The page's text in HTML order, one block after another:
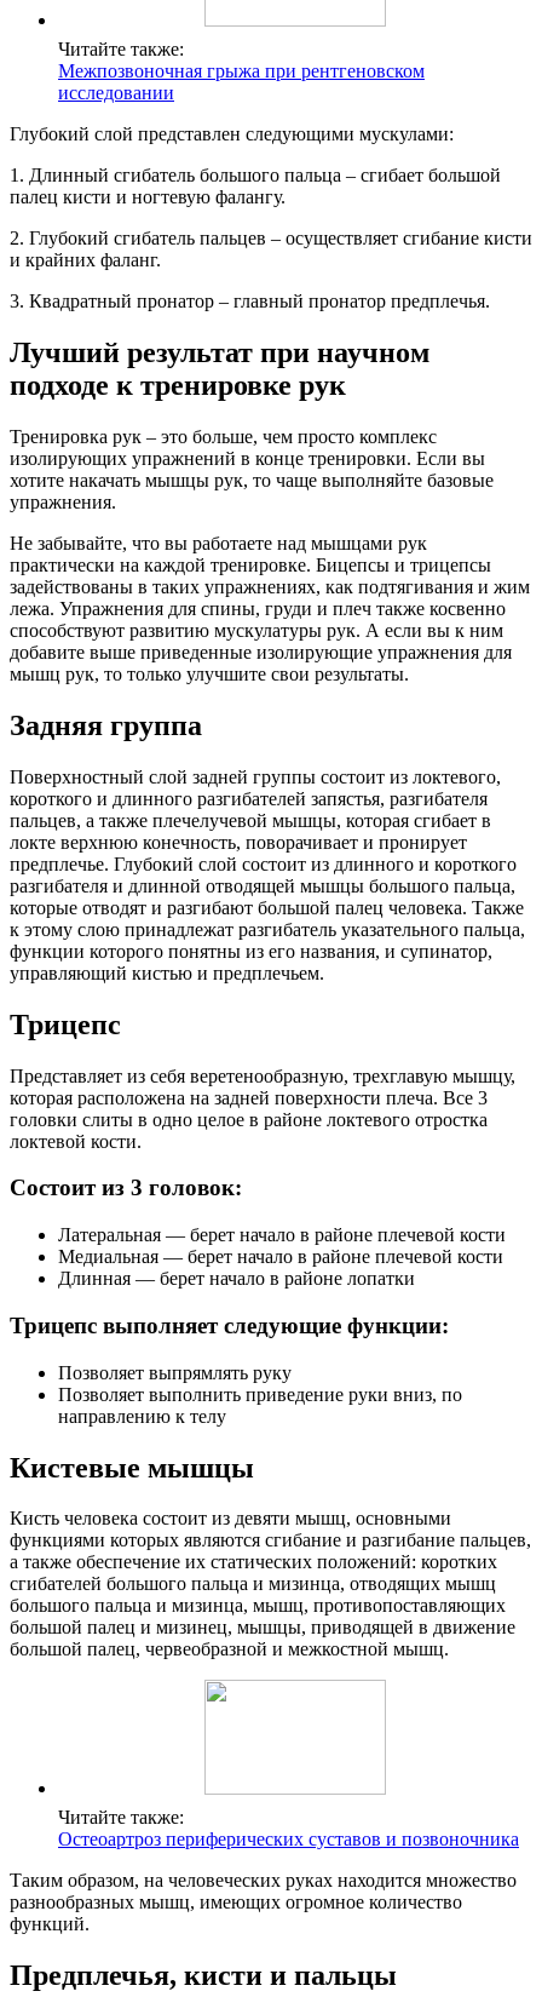
Читайте также:
Межпозвоночная грыжа при рентгеновском
исследовании
Глубокий слой представлен следующими мускулами:
1. Длинный сгибатель большого пальца – сгибает большой
палец кисти и ногтевую фалангу.
2. Глубокий сгибатель пальцев – осуществляет сгибание кисти
и крайних фаланг.
3. Квадратный пронатор – главный пронатор предплечья.
Лучший результат при научном
подходе к тренировке рук
Тренировка рук – это больше, чем просто комплекс
изолирующих упражнений в конце тренировки. Если вы
хотите накачать мышцы рук, то чаще выполняйте базовые
упражнения.
Не забывайте, что вы работаете над мышцами рук
практически на каждой тренировке. Бицепсы и трицепсы
задействованы в таких упражнениях, как подтягивания и жим
лежа. Упражнения для спины, груди и плеч также косвенно
способствуют развитию мускулатуры рук. А если вы к ним
добавите выше приведенные изолирующие упражнения для
мышц рук, то только улучшите свои результаты.
Задняя группа
Поверхностный слой задней группы состоит из локтевого,
короткого и длинного разгибателей запястья, разгибателя
пальцев, а также плечелучевой мышцы, которая сгибает в
локте верхнюю конечность, поворачивает и пронирует
предплечье. Глубокий слой состоит из длинного и короткого
разгибателя и длинной отводящей мышцы большого пальца,
которые отводят и разгибают большой палец человека. Также
к этому слою принадлежат разгибатель указательного пальца,
функции которого понятны из его названия, и супинатор,
управляющий кистью и предплечьем.
Трицепс
Представляет из себя веретенообразную, трехглавую мышцу,
которая расположена на задней поверхности плеча. Все 3
головки слиты в одно целое в районе локтевого отростка
локтевой кости.
Состоит из 3 головок:
Латеральная — берет начало в районе плечевой кости
Медиальная — берет начало в районе плечевой кости
Длинная — берет начало в районе лопатки
Трицепс выполняет следующие функции:
Позволяет выпрямлять руку
Позволяет выполнить приведение руки вниз, по
направлению к телу
Кистевые мышцы
Кисть человека состоит из девяти мышц, основными
функциями которых являются сгибание и разгибание пальцев,
а также обеспечение их статических положений: коротких
сгибателей большого пальца и мизинца, отводящих мышц
большого пальца и мизинца, мышц, противопоставляющих
большой палец и мизинец, мышцы, приводящей в движение
большой палец, червеобразной и межкостной мышц.
Читайте также:
Остеоартроз периферических суставов и позвоночника
Таким образом, на человеческих руках находится множество
разнообразных мышц, имеющих огромное количество
функций.
Предплечья, кисти и пальцы